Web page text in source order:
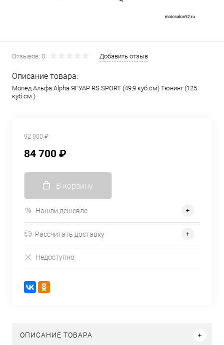
Отзывов: 0 Добавить отзыв
Описание товара:
Мопед Альфа Alpha ЯГУАР RS SPORT (49,9 куб.см) Тюнинг (125
куб.см.)
92 900 ₽
84 700 ₽
В корзину
Нашли дешевле
Рассчитать доставку
Недоступно
ОПИСАНИЕ ТОВАРА